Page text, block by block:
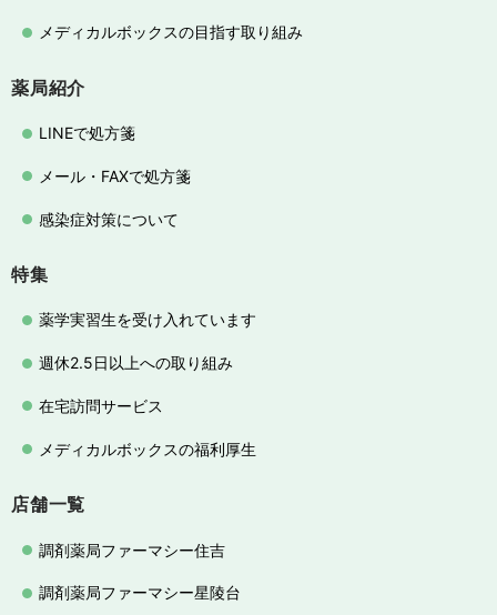
メディカルボックスの目指す取り組み
薬局紹介
LINEで処方箋
メール・FAXで処方箋
感染症対策について
特集
薬学実習生を受け入れています
週休2.5日以上への取り組み
在宅訪問サービス
メディカルボックスの福利厚生
店舗一覧
調剤薬局ファーマシー住吉
調剤薬局ファーマシー星陵台